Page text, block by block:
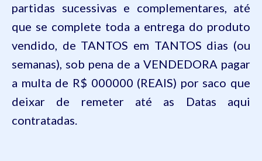
partidas sucessivas e complementares, até
que se complete toda a entrega do produto
vendido, de TANTOS em TANTOS dias (ou
semanas), sob pena de a VENDEDORA pagar
a multa de R$ 000000 (REAIS) por saco que
deixar de remeter até as Datas aqui
contratadas.